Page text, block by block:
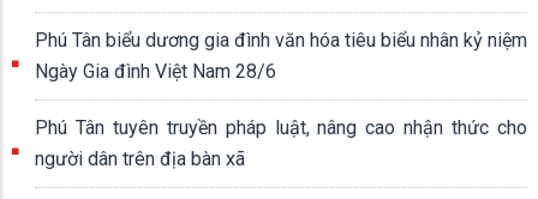
Phú Tân biểu dương gia đình văn hóa tiêu biểu nhân kỷ niệm
Ngày Gia đình Việt Nam 28/6
Phú Tân tuyên truyền pháp luật, nâng cao nhận thức cho
người dân trên địa bàn xã